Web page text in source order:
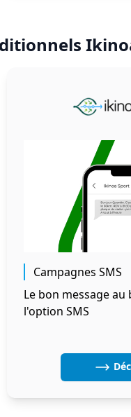
Campagnes SMS
Le bon message
l'option SMS